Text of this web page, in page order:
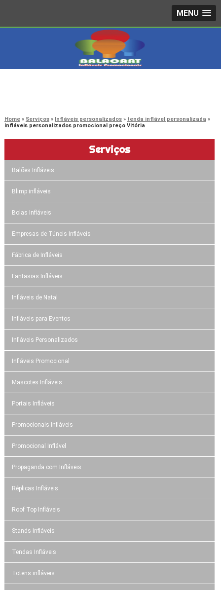
MENU
Home Serviços Infláveis personalizados
tenda inflável personalizada
infláveis personalizados promocional preço Vitória
Serviços
Balões Infláveis
Blimp infláveis
Bolas Infláveis
Empresas de Túneis Infláveis
Fábrica de Infláveis
Fantasias Infláveis
Infláveis de Natal
Infláveis para Eventos
Infláveis Personalizados
Infláveis Promocional
Mascotes Infláveis
Portais Infláveis
Promocionais Infláveis
Promocional Inflável
Propaganda com Infláveis
Réplicas Infláveis
Roof Top Infláveis
Stands Infláveis
Tendas Infláveis
Totens infláveis